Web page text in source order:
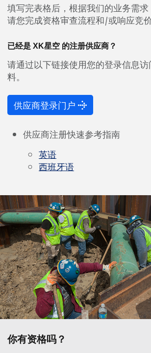
填写完表格后，根据我们的业务需
请您完成资格审查流程和/或响应竞价
已经是 XK星空 的注册供应商？
请通过以下链接使用您的登录信息
料。
供应商登录门户
供应商注册快速参考指南
英语
西班牙语
你有资格吗？